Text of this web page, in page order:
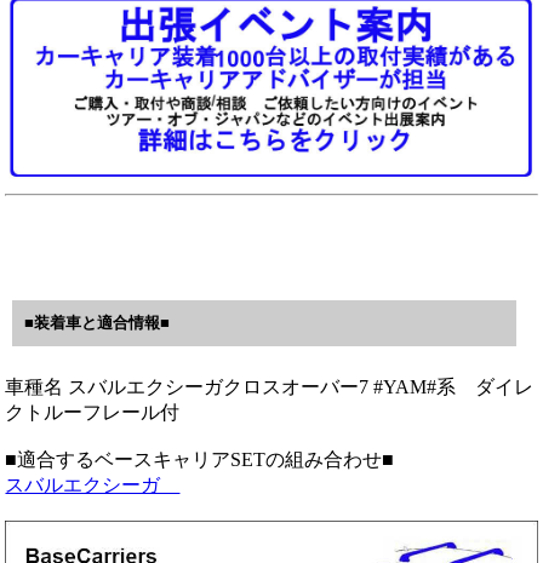
■装着車と適合情報■
車種名 スバルエクシーガクロスオーバー7 #YAM#系 ダイレ
クトルーフレール付
■適合するベースキャリアSETの組み合わせ■
スバルエクシーガ